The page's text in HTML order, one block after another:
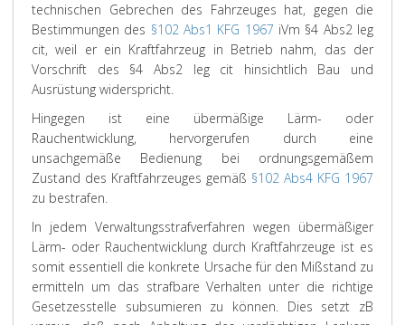
technischen Gebrechen des Fahrzeuges hat, gegen die
Bestimmungen des §102 Abs1 KFG 1967 iVm §4 Abs2 leg
cit, weil er ein Kraftfahrzeug in Betrieb nahm, das der
Vorschrift des §4 Abs2 leg cit hinsichtlich Bau und
Ausrüstung widerspricht.
Hingegen ist eine übermäßige Lärm- oder
Rauchentwicklung, hervorgerufen durch eine
unsachgemäße Bedienung bei ordnungsgemäßem
Zustand des Kraftfahrzeuges gemäß §102 Abs4 KFG 1967
zu bestrafen.
In jedem Verwaltungsstrafverfahren wegen übermäßiger
Lärm- oder Rauchentwicklung durch Kraftfahrzeuge ist es
somit essentiell die konkrete Ursache für den Mißstand zu
ermitteln um das strafbare Verhalten unter die richtige
Gesetzesstelle subsumieren zu können. Dies setzt zB